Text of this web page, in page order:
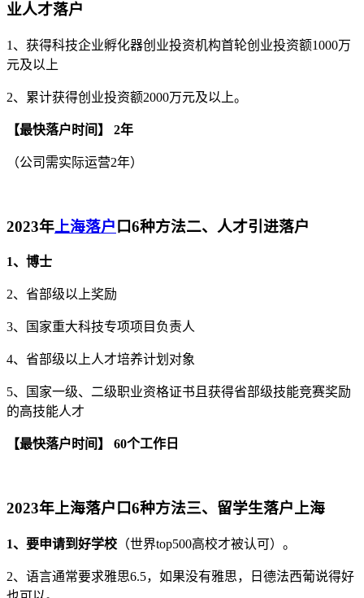
业人才落户
1、获得科技企业孵化器创业投资机构首轮创业投资额1000万
元及以上
2、累计获得创业投资额2000万元及以上。
【最快落户时间】 2年
（公司需实际运营2年）
2023年上海落户口6种方法二、人才引进落户
1、博士
2、省部级以上奖励
3、国家重大科技专项项目负责人
4、省部级以上人才培养计划对象
5、国家一级、二级职业资格证书且获得省部级技能竞赛奖励
的高技能人才
【最快落户时间】 60个工作日
2023年上海落户口6种方法三、留学生落户上海
1、要申请到好学校 （世界top500高校才被认可）。
2、语言通常要求雅思6.5，如果没有雅思，日德法西葡说得好